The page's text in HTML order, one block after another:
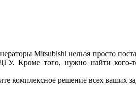
Mitsubishi нельзя просто
Кроме того, нужно найти кого-
комплексное решение всех ваших